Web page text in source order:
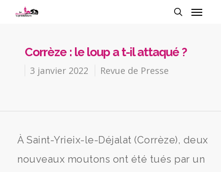
Corrèze : le loup a t-il attaqué ?
3 janvier 2022 Revue de Presse
À Saint-Yrieix-le-Déjalat (Corrèze), deux
nouveaux moutons ont été tués par un